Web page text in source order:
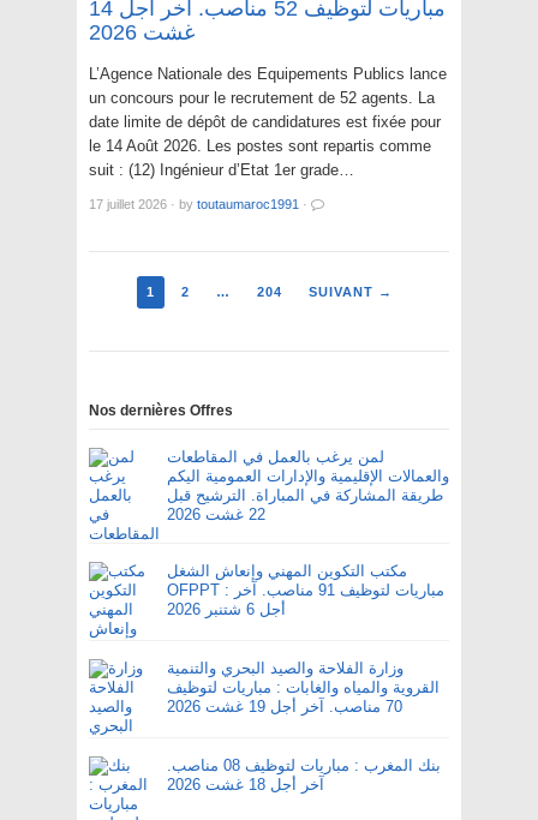
مباريات لتوظيف 52 مناصب. آخر أجل 14
غشت 2026
L’Agence Nationale des Equipements Publics lance
un concours pour le recrutement de 52 agents. La
date limite de dépôt de candidatures est fixée pour
le 14 Août 2026. Les postes sont repartis comme
suit : (12) Ingénieur d’Etat 1er grade…
17 juillet 2026 · by toutaumaroc1991 ·
1 2 … 204 SUIVANT →
Nos dernières Offres
لمن يرغب بالعمل في المقاطعات
والعمالات الإقليمية والإدارات العمومية اليكم
طريقة المشاركة في المباراة. الترشيح قبل
22 غشت 2026
مكتب التكوين المهني وإنعاش الشغل
OFPPT : مباريات لتوظيف 91 مناصب. آخر
أجل 6 شتنبر 2026
وزارة الفلاحة والصيد البحري والتنمية
القروية والمياه والغابات : مباريات لتوظيف
70 مناصب. آخر أجل 19 غشت 2026
بنك المغرب : مباريات لتوظيف 08 مناصب.
آخر أجل 18 غشت 2026